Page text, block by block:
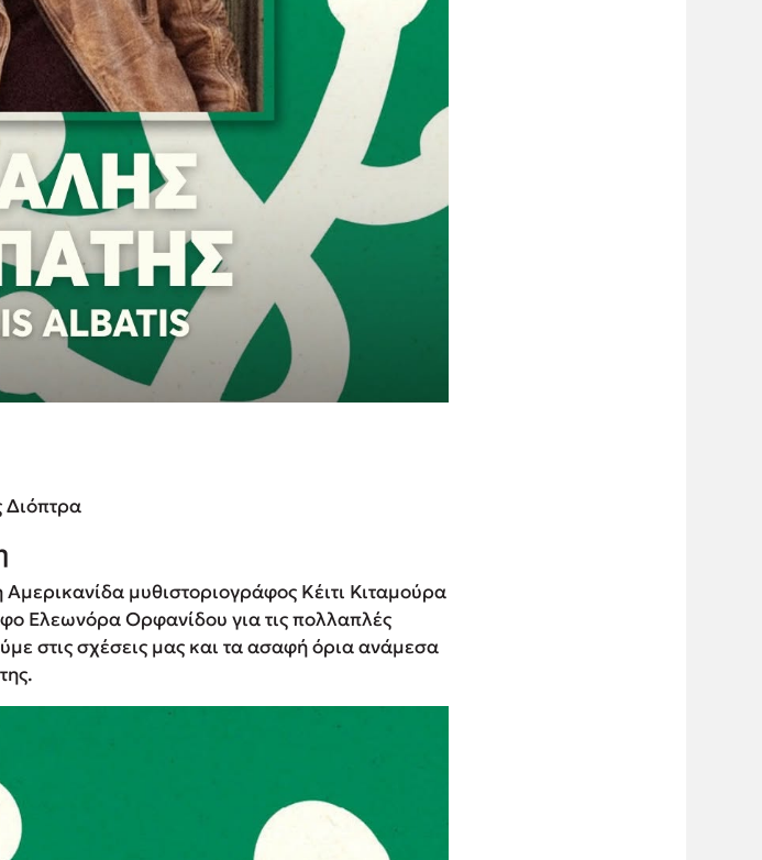
µυθιστοριογράφος Κέιτι Κιταµούρα
Ελεωνόρα Ορφανίδου για τις πολλαπλές
στις σχέσεις µας και τα ασαφή όρια ανάµεσα